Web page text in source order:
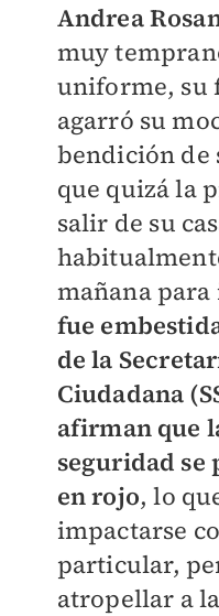
Andrea
muy
uniforme, su
agarró su
bendición de
que quizá la
salir de su
mañana
fue
de la
Ciudadana
afirman que
seguridad se
en rojo, lo
impactarse
particular,
atropellar a